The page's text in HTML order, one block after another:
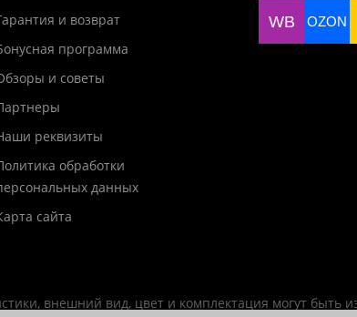
и возврат
программа
и советы
реквизиты
обработки
данных
сайта
WB OZON
внешний вид, цвет и комплектация могут быть